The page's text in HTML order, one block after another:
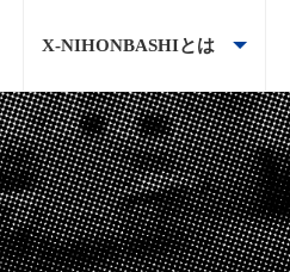
X-NIHONBASHIとは